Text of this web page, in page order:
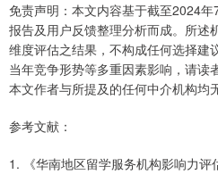
免责声明：本文内容基于截至2024
报告及用户反馈整理分析而成。所述
维度评估之结果，不构成任何选择建
当年竞争形势等多重因素影响，请读
本文作者与所提及的任何中介机构均
参考文献：
1. 《华南地区留学服务机构影响力评